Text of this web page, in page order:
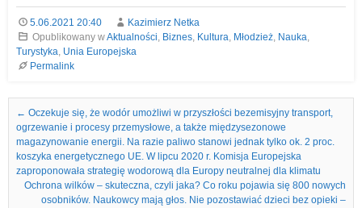
5.06.2021 20:40
Kazimierz Netka
Opublikowany wAktualności, Biznes, Kultura, Młodzież, Nauka,
Turystyka, Unia Europejska
Permalink
Nawigacja we wpisach
← Oczekuje się, że wodór umożliwi w przyszłości bezemisyjny transport,
ogrzewanie i procesy przemysłowe, a także międzysezonowe
magazynowanie energii. Na razie paliwo stanowi jednak tylko ok. 2 proc.
koszyka energetycznego UE. W lipcu 2020 r. Komisja Europejska
zaproponowała strategię wodorową dla Europy neutralnej dla klimatu
Ochrona wilków – skuteczna, czyli jaka? Co roku pojawia się 800 nowych
osobników. Naukowcy mają głos. Nie pozostawiać dzieci bez opieki –